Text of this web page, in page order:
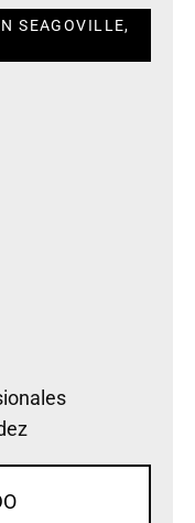
SEAGOVILLE,